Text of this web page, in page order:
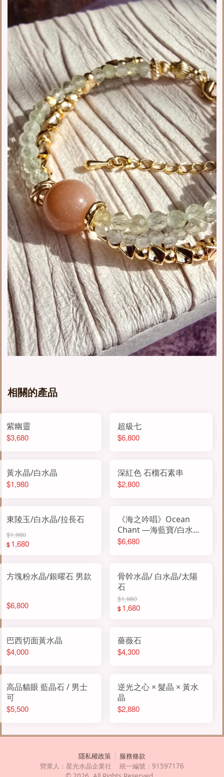
相關的產品
紫幽靈
$3,680
超級七
$6,800
黃水晶/白水晶
$1,980
深紅色 石榴石素串
$2,800
東陵玉/白水晶/拉長石
$1,980
$1,680
《海之吟唱》Ocean
Chant —海藍寶/白水晶/
雙圈設計
$6,680
方塊粉水晶/銀曜石 男款
$6,800
骨幹水晶/ 白水晶/太陽
石
$1,980
$1,680
巴西切面黃水晶
$4,000
薔薇石
$4,300
高品貓眼 藍晶石 / 男士
可
$5,500
逆光之心 × 髮晶 × 黃水
晶
$2,880
隱私權政策
服務條款
營業人： 星光水晶企業社 統一編號： 91597176